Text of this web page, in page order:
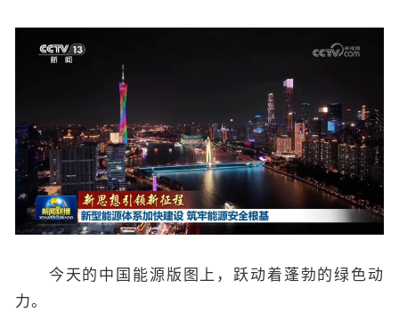
今天的中国能源版图上，跃动着蓬勃的绿色动
力。